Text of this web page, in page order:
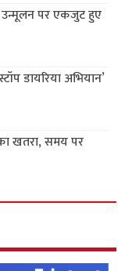
पर एकजुट हुए
डायरिया अभियान’
खतरा, समय पर